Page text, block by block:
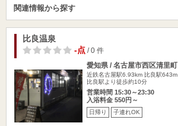
関連情報から探す
比良温泉
-点/ 0 件
愛知県 / 名古屋市西区清里町
近鉄名古屋駅6.93km 比良駅643m
比良駅より徒歩約10分
営業時間 15:30～23:30
入浴料金 550円～
日帰り 子連れOK